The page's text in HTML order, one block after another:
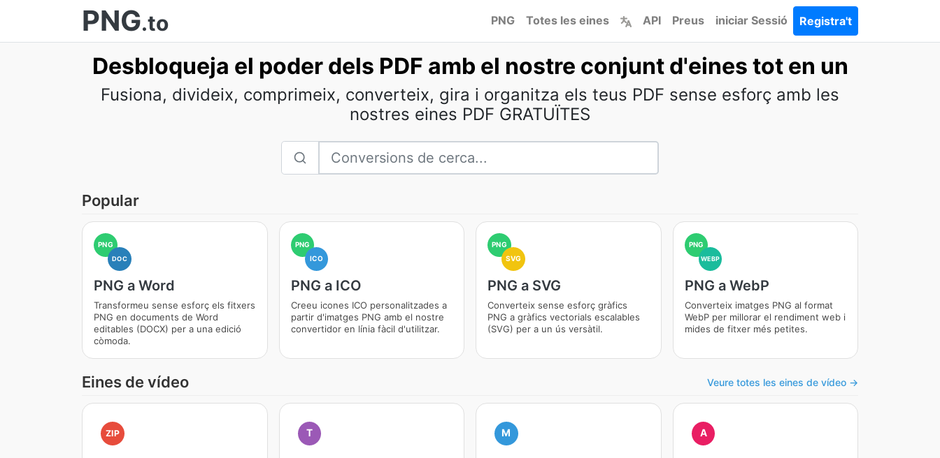
PNG.to PNG Totes les eines API Preus iniciar Sessió Registra't
Desbloqueja el poder dels PDF amb el nostre conjunt d'eines tot en un
Fusiona, divideix, comprimeix, converteix, gira i organitza els teus PDF sense esforç amb les
nostres eines PDF GRATUÏTES
Popular
PNG
DOC
PNG a Word
Transformeu sense esforç els fitxers
PNG en documents de Word
editables (DOCX) per a una edició
còmoda.
PNG
ICO
PNG a ICO
Creeu icones ICO personalitzades a
partir d'imatges PNG amb el nostre
convertidor en línia fàcil d'utilitzar.
PNG
SVG
PNG a SVG
Converteix sense esforç gràfics
PNG a gràfics vectorials escalables
(SVG) per a un ús versàtil.
PNG
WEBP
PNG a WebP
Converteix imatges PNG al format
WebP per millorar el rendiment web i
mides de fitxer més petites.
Eines de vídeo Veure totes les eines de vídeo →
ZIP T M A